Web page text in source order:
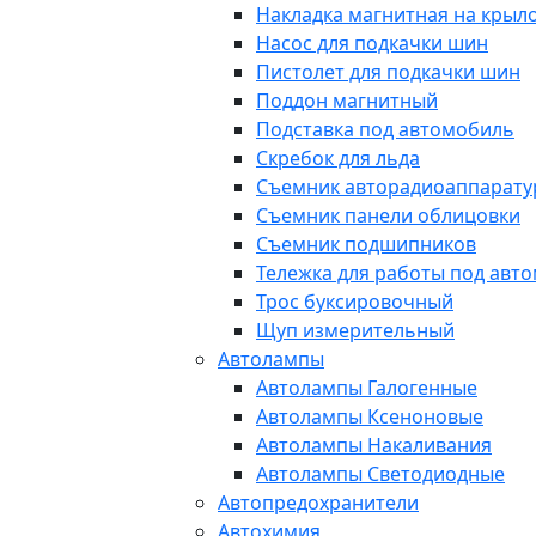
Накладка магнитная на
Насос для подкачки шин
Пистолет для подкачки шин
Поддон магнитный
Подставка под автомобиль
Скребок для льда
Съемник
Съемник панели облицовки
Съемник подшипников
Тележка для работы под
Трос буксировочный
Щуп измерительный
Автолампы
Автолампы Галогенные
Автолампы Ксеноновые
Автолампы Накаливания
Автолампы Светодиодные
Автопредохранители